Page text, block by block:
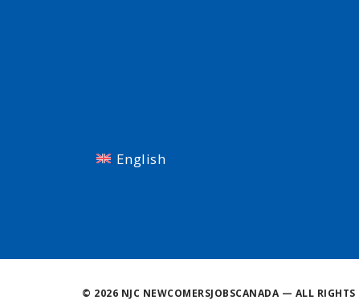
English
© 2026 NJC NEWCOMERSJOBSCANADA — ALL RIGHTS